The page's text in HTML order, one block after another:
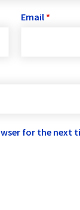
Email *
for the next